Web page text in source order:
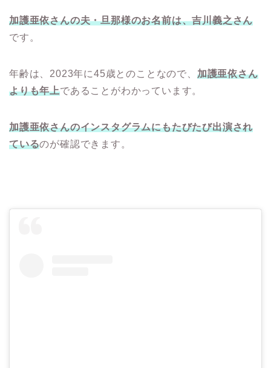
加護亜依さんの夫・旦那様のお名前は、吉川義之さん
です。
年齢は、2023年に45歳とのことなので、 加護亜依さん
よりも年上であることがわかっています。
加護亜依さんのインスタグラムにもたびたび出演され
ているのが確認できます。